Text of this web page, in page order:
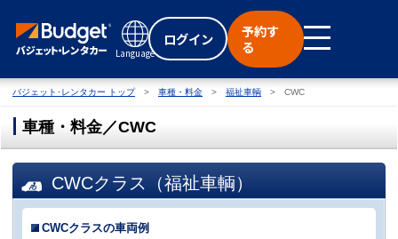
Language
ログイン
予約す
る
バジェット･レンタカー トップ 車種・料金 福祉車輌 CWC
車種・料金／CWC
CWCクラス（福祉車輌）
CWCクラスの車両例